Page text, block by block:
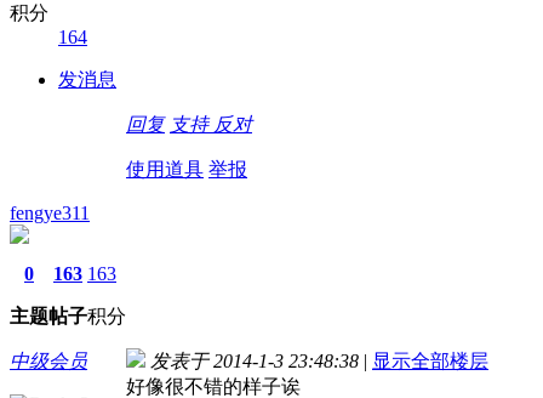
积分
164
发消息
回复 支持 反对
使用道具 举报
fengye311
0
主题
163
帖子
163
积分
中级会员 发表于 2014-1-3 23:48:38 | 显示全部楼层
好像很不错的样子诶